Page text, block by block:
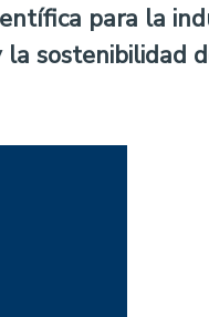
para la
la sostenibilidad